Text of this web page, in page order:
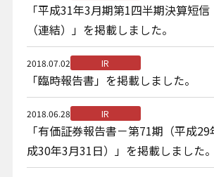
「平成31年3月期第1四半期決算短信
（連結）」を掲載しました。
2018.07.02 IR
「臨時報告書」を掲載しました。
2018.06.28 IR
「有価証券報告書－第71期（平成
成30年3月31日）」を掲載しました。